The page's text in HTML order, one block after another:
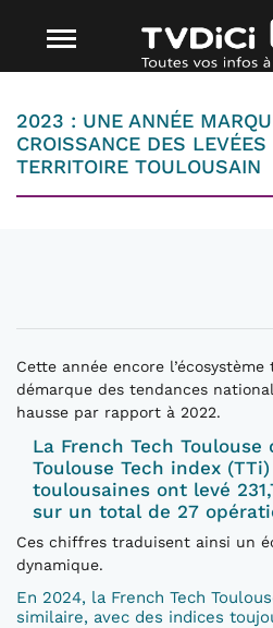
2023 : UNE ANNÉE
CROISSANCE DES
TERRITOIRE TOULOUSAIN
Cette année encore
démarque des tendances
hausse par rapport à 2022.
La French Tech
Toulouse Tech index
toulousaines ont levé
sur un total de 27
Ces chiffres traduisent ainsi un
dynamique.
En 2024, la French Tech
similaire, avec des indices